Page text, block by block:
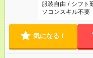
服装自由 / シフト
ソコンスキル不要
気になる！